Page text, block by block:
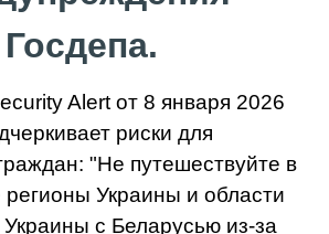
Госдепа.
Alert от 8 января 2026
риски для
"Не путешествуйте в
Украины и области
с Беларусью из-за